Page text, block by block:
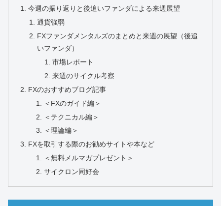
今週の振り返りと後追いファンダによる来週展望
通貨強弱
FXファンダメンタルズのまとめと来週の展望（後追
いファンダ）
市場レポート
来週のサイクル考察
FXのおすすめブログ記事
＜FXのガイド編＞
＜テクニカル編＞
＜理論編＞
FXを取引する際のお勧めサイトや本など
＜無料メルマガプレゼント＞
サイクロン同好会